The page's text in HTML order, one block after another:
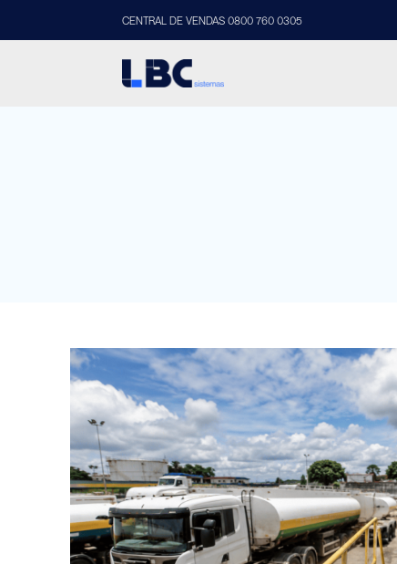
CENTRAL DE VENDAS 0800 760 0305